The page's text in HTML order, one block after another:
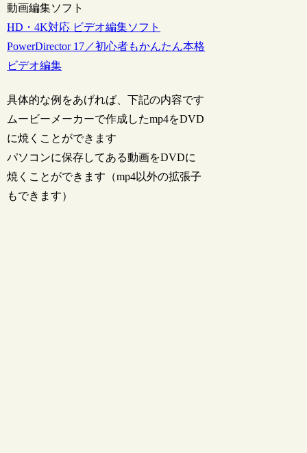
動画編集ソフト
HD・4K対応 ビデオ編集ソフト
PowerDirector 17／初心者もかんたん本格
ビデオ編集
具体的な例をあげれば、下記の内容です
ムービーメーカーで作成したmp4をDVD
に焼くことができます
パソコンに保存してある動画をDVDに
焼くことができます（mp4以外の拡張子
もできます）